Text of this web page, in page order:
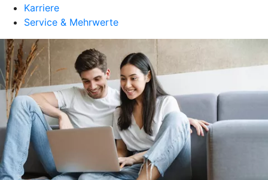
Karriere
Service & Mehrwerte